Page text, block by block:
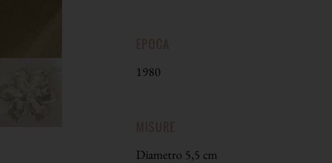
1980
Diametro 5,5 cm